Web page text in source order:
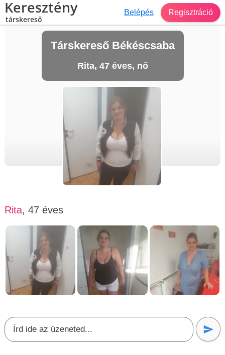
Keresztény
társkereső
Belépés Regisztráció
Társkereső Békéscsaba
Rita, 47 éves, nő
Rita, 47 éves